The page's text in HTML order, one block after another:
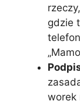
gdzie
worek